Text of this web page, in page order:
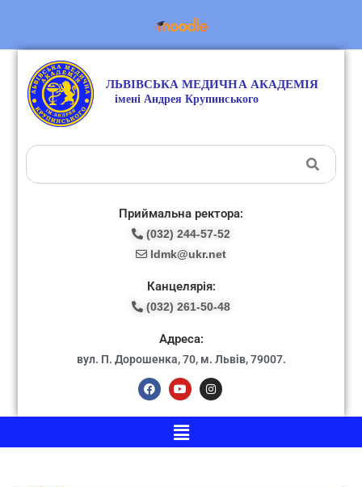
Приймальна ректора:
(032) 244-57-52
ldmk@ukr.net
Канцелярія:
(032) 261-50-48
Адреса:
вул. П. Дорошенка, 70, м. Львів, 79007.